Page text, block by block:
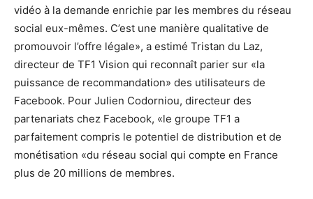
vidéo à la demande enrichie par les membres du réseau
social eux-mêmes. C’est une manière qualitative de
promouvoir l’offre légale», a estimé Tristan du Laz,
directeur de TF1 Vision qui reconnaît parier sur «la
puissance de recommandation» des utilisateurs de
Facebook. Pour Julien Codorniou, directeur des
partenariats chez Facebook, «le groupe TF1 a
parfaitement compris le potentiel de distribution et de
monétisation «du réseau social qui compte en France
plus de 20 millions de membres.